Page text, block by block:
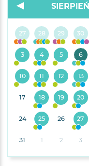
27 28 29 30
3 4 5 6
10 11 12 13
17 18 19 20
24 25 26 27
31 1 2 3